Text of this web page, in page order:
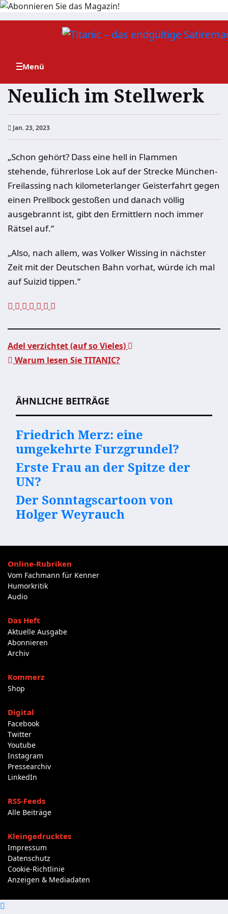
Zum
Neulich im Stellwerk
Jan. 23, 2023
„Schon gehört? Dass eine hell in Flammen
stehende, führerlose Lok auf der Strecke München-
Freilassing nach kilometerlanger Geisterfahrt gegen
einen Prellbock gestoßen und danach völlig
ausgebrannt ist, gibt den Ermittlern noch immer
Rätsel auf.“
„Also, nach allem, was Volker Wissing in nächster
Zeit mit der Deutschen Bahn vorhat, würde ich mal
auf Suizid tippen.“
Adel verzichtet (auf so Vieles)
Warum lesen Sie TITANIC?
ÄHNLICHE BEITRÄGE
Friedrich Merz: eine
umgekehrte Furzgrundel?
Erste Frau an der Spitze der
UN?
Der Sonntagscartoon von
Holger Weyrauch
Online-Rubriken
Vom Fachmann für Kenner
Humorkritik
Audio
Das Heft
Aktuelle Ausgabe
Abonnieren
Archiv
Kommerz
Shop
Digital
Facebook
Twitter
Youtube
Instagram
Pressearchiv
LinkedIn
RSS-Feeds
Alle Beiträge
Kleingedrucktes
Impressum
Datenschutz
Cookie-Richtlinie
Anzeigen & Mediadaten